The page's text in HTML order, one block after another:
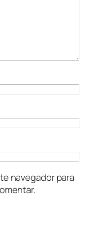
navegador para